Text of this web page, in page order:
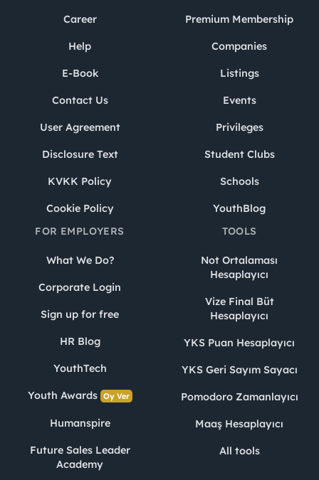
Career
Help
E-Book
Contact Us
User Agreement
Disclosure Text
KVKK Policy
Cookie Policy
Premium Membership
Companies
Listings
Events
Privileges
Student Clubs
Schools
YouthBlog
FOR EMPLOYERS
What We Do?
Corporate Login
Sign up for free
HR Blog
YouthTech
Youth Awards Oy Ver
Humanspire
Future Sales Leader
Academy
TOOLS
Not Ortalaması
Hesaplayıcı
Vize Final Büt
Hesaplayıcı
YKS Puan Hesaplayıcı
YKS Geri Sayım Sayacı
Pomodoro Zamanlayıcı
Maaş Hesaplayıcı
All tools